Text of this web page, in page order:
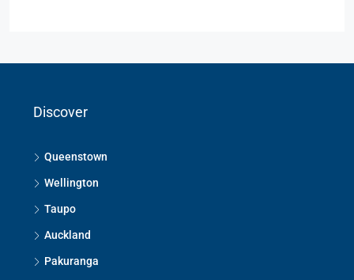
Discover
Queenstown
Wellington
Taupo
Auckland
Pakuranga